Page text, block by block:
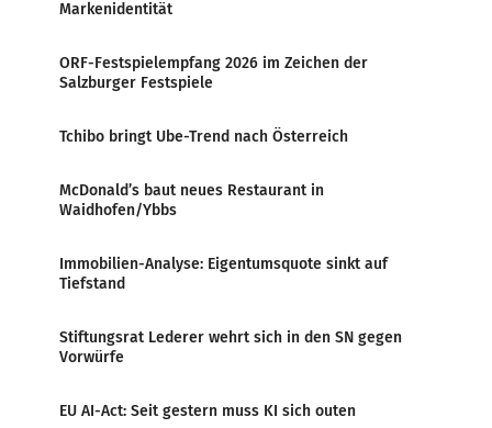
Markenidentität
ORF-Festspielempfang 2026 im Zeichen der
Salzburger Festspiele
Tchibo bringt Ube-Trend nach Österreich
McDonald’s baut neues Restaurant in
Waidhofen/Ybbs
Immobilien-Analyse: Eigentumsquote sinkt auf
Tiefstand
Stiftungsrat Lederer wehrt sich in den SN gegen
Vorwürfe
EU AI-Act: Seit gestern muss KI sich outen